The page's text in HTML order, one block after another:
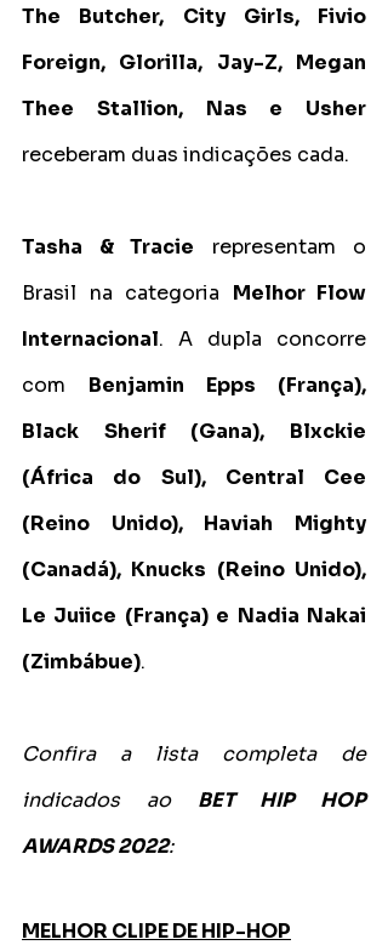
The Butcher, City Girls, Fivio
Foreign, Glorilla, Jay-Z, Megan
Thee Stallion, Nas e Usher
receberam duas indicações cada.
Tasha & Tracie representam o
Brasil na categoria Melhor Flow
Internacional. A dupla concorre
com Benjamin Epps (França),
Black Sherif (Gana), Blxckie
(África do Sul), Central Cee
(Reino Unido), Haviah Mighty
(Canadá), Knucks (Reino Unido),
Le Juiice (França) e Nadia Nakai
(Zimbábue).
Confira a lista completa de
indicados ao BET HIP HOP
AWARDS 2022:
MELHOR CLIPE DE HIP-HOP